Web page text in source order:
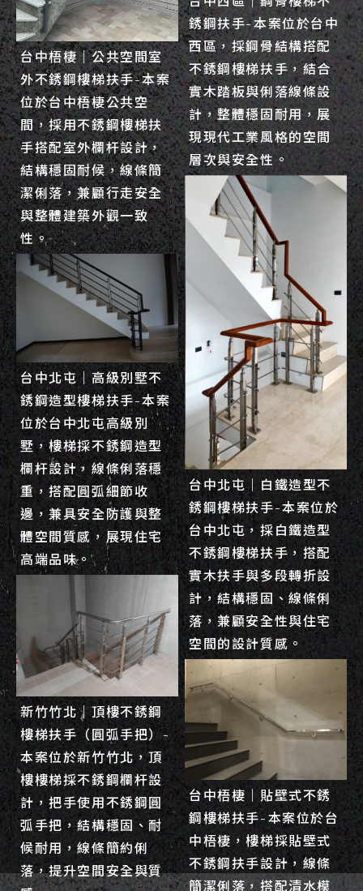
台中梧棲｜公共空間室
外不銹鋼樓梯扶手-本案
位於台中梧棲公共空
間，採用不銹鋼樓梯扶
手搭配室外欄杆設計，
結構穩固耐候，線條簡
潔俐落，兼顧行走安全
與整體建築外觀一致
性。
台中北屯｜高級別墅不
銹鋼造型樓梯扶手-本案
位於台中北屯高級別
墅，樓梯採不銹鋼造型
欄杆設計，線條俐落穩
重，搭配圓弧細節收
邊，兼具安全防護與整
體空間質感，展現住宅
高端品味。
新竹竹北｜頂樓不銹鋼
樓梯扶手（圓弧手把）-
本案位於新竹竹北，頂
樓樓梯採不銹鋼欄杆設
計，把手使用不銹鋼圓
弧手把，結構穩固、耐
候耐用，線條簡約俐
落，提升空間安全與質
銹鋼扶手-本案位於台中
西區，採鋼骨結構搭配
不銹鋼樓梯扶手，結合
實木踏板與俐落線條設
計，整體穩固耐用，展
現現代工業風格的空間
層次與安全性。
台中北屯｜白鐵造型不
銹鋼樓梯扶手-本案位於
台中北屯，採白鐵造型
不銹鋼樓梯扶手，搭配
實木扶手與多段轉折設
計，結構穩固、線條俐
落，兼顧安全性與住宅
空間的設計質感。
台中梧棲｜貼壁式不銹
鋼樓梯扶手-本案位於台
中梧棲，樓梯採貼壁式
不銹鋼扶手設計，線條
簡潔俐落，搭配清水模